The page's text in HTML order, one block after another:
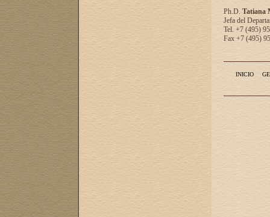
Ph.D. Tatiana
Jefa del
Tel. +7 (495)
Fax +7 (495)
INICIO